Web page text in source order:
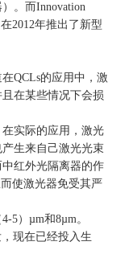
。而Innovation
2012年推出了新型
在QCLs的应用中，激
在某些情况下会损
实际的应用，激光
生来自己激光光束
红外光隔离器的作
使激光器免受其严
4-5） µm和8µm。
现在已经投入生